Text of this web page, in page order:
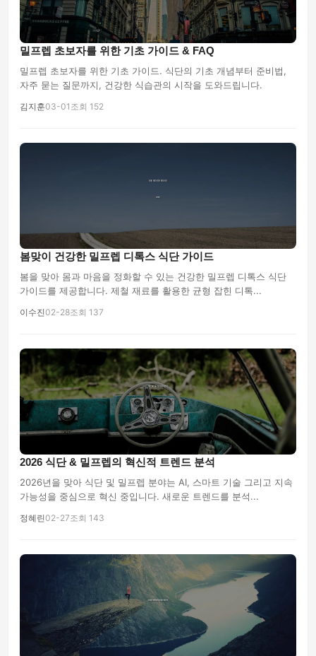
밀프렙 초보자를 위한 기초 가이드 & FAQ
밀프렙 초보자를 위한 기초 가이드. 식단의 기초 개념부터 준비법,
자주 묻는 질문까지, 건강한 식습관의 시작을 도와드립니다.
김지훈03-01 조회 152
봄맞이 건강한 밀프렙 디톡스 식단 가이드
봄을 맞아 몸과 마음을 정화할 수 있는 건강한 밀프렙 디톡스 식단
가이드를 제공합니다. 제철 재료를 활용한 균형 잡힌 디톡...
이수진02-28조회 137
2026 식단 & 밀프렙의 혁신적 트렌드 분석
2026년을 맞아 식단 및 밀프렙 분야는 AI, 스마트 기술 그리고 지속
가능성을 중심으로 혁신 중입니다. 새로운 트렌드를 분석...
정혜린02-27조회 143